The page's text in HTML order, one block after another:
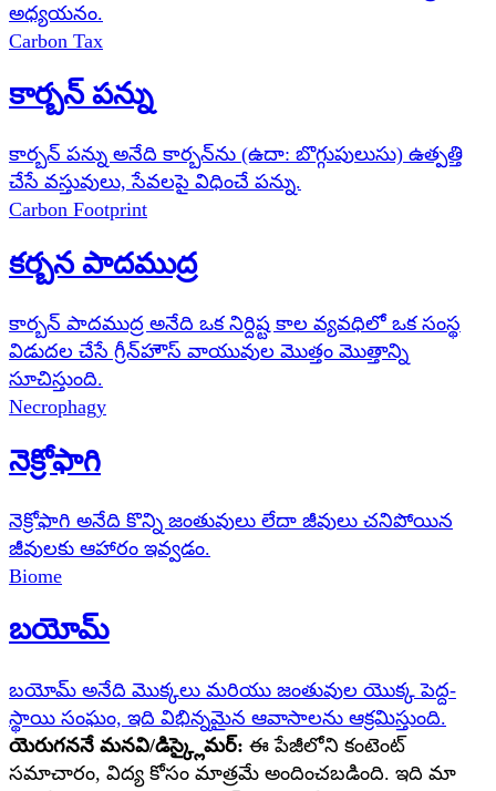
అధ్యయనం.
Carbon Tax
కార్బన్ పన్ను
కార్బన్ పన్ను అనేది కార్బన్‌ను (ఉదా: బొగ్గుపులుసు) ఉత్పత్తి
చేసే వస్తువులు, సేవలపై విధించే పన్ను.
Carbon Footprint
కర్బన పాదముద్ర
కార్బన్ పాదముద్ర అనేది ఒక నిర్దిష్ట కాల వ్యవధిలో ఒక సంస్థ
విడుదల చేసే గ్రీన్‌హౌస్ వాయువుల మొత్తం మొత్తాన్ని
సూచిస్తుంది.
Necrophagy
నెక్రోఫాగి
నెక్రోఫాగి అనేది కొన్ని జంతువులు లేదా జీవులు చనిపోయిన
జీవులకు ఆహారం ఇవ్వడం.
Biome
బయోమ్
బయోమ్ అనేది మొక్కలు మరియు జంతువుల యొక్క పెద్ద-
స్థాయి సంఘం, ఇది విభిన్నమైన ఆవాసాలను ఆక్రమిస్తుంది.
యెరుగననే మనవి/డిస్క్లైమర్: ఈ పేజీలోని కంటెంట్
సమాచారం, విద్య కోసం మాత్రమే అందించబడింది. ఇది మా